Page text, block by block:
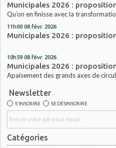
Municipales 2026 :
Qu’on en finisse avec la
11h00 08 févr. 2026
Municipales 2026 :
10h59 08 févr. 2026
Municipales 2026 :
Apaisement des grands axes de
Newsletter
S'INSCRIRE SE DÉSINSCRIRE
Catégories